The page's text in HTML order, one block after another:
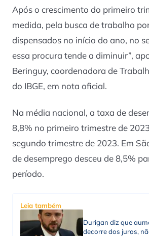
Após o crescimento do primeiro
medida, pela busca de trabalho
dispensados no início do ano, no
essa procura tende a diminuir”,
Beringuy, coordenadora de
do IBGE, em nota oficial.
Na média nacional, a taxa de
8,8% no primeiro trimestre de
segundo trimestre de 2023. Em
de desemprego desceu de 8,5%
período.
Leia também
Durigan diz que
decorre dos juros,